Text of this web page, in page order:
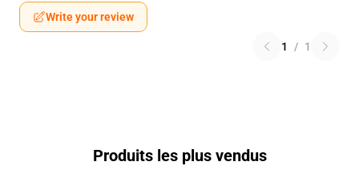
Write your review
1 / 1
Produits les plus vendus